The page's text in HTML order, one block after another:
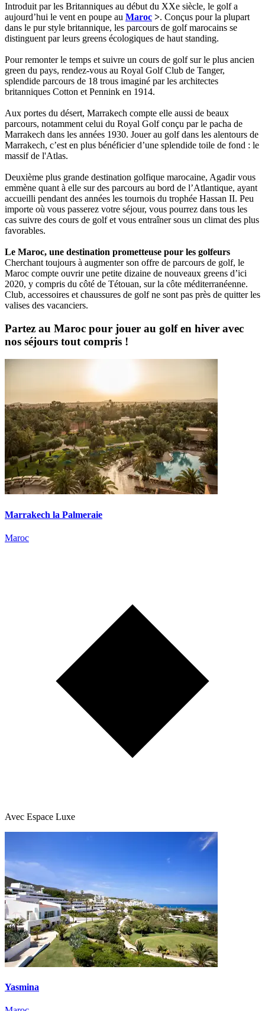
Introduit par les Britanniques au début du XXe siècle, le golf a
aujourd’hui le vent en poupe au Maroc >. Conçus pour la plupart
dans le pur style britannique, les parcours de golf marocains se
distinguent par leurs greens écologiques de haut standing.
Pour remonter le temps et suivre un cours de golf sur le plus ancien
green du pays, rendez-vous au Royal Golf Club de Tanger,
splendide parcours de 18 trous imaginé par les architectes
britanniques Cotton et Pennink en 1914.
Aux portes du désert, Marrakech compte elle aussi de beaux
parcours, notamment celui du Royal Golf conçu par le pacha de
Marrakech dans les années 1930. Jouer au golf dans les alentours de
Marrakech, c’est en plus bénéficier d’une splendide toile de fond : le
massif de l'Atlas.
Deuxième plus grande destination golfique marocaine, Agadir vous
emmène quant à elle sur des parcours au bord de l’Atlantique, ayant
accueilli pendant des années les tournois du trophée Hassan II. Peu
importe où vous passerez votre séjour, vous pourrez dans tous les
cas suivre des cours de golf et vous entraîner sous un climat des plus
favorables.
Le Maroc, une destination prometteuse pour les golfeurs
Cherchant toujours à augmenter son offre de parcours de golf, le
Maroc compte ouvrir une petite dizaine de nouveaux greens d’ici
2020, y compris du côté de Tétouan, sur la côte méditerranéenne.
Club, accessoires et chaussures de golf ne sont pas près de quitter les
valises des vacanciers.
Partez au Maroc pour jouer au golf en hiver avec
nos séjours tout compris !
Marrakech la Palmeraie
Maroc
Avec Espace Luxe
Yasmina